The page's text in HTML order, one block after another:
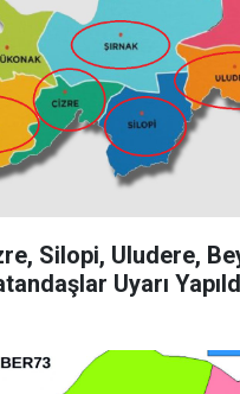
Silopi, Uludere,
Uyarı